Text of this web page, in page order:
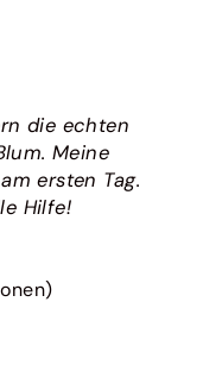
die echten
Meine
ersten Tag.
Hilfe!